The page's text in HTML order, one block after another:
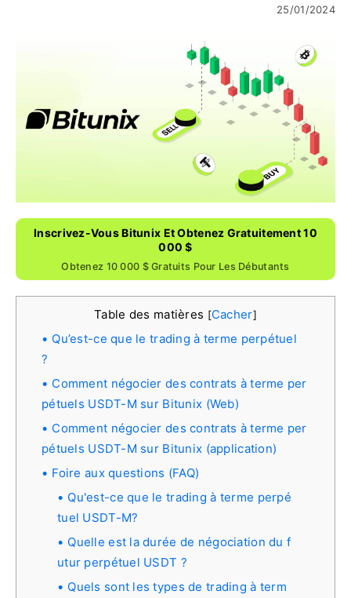
25/01/2024
Inscrivez-Vous Bitunix Et Obtenez Gratuitement 10
000 $
Obtenez 10 000 $ Gratuits Pour Les Débutants
Table des matières [Cacher]
Qu’est-ce que le trading à terme perpétuel
?
Comment négocier des contrats à terme per
pétuels USDT-M sur Bitunix (Web)
Comment négocier des contrats à terme per
pétuels USDT-M sur Bitunix (application)
Foire aux questions (FAQ)
Qu'est-ce que le trading à terme perpé
tuel USDT-M?
Quelle est la durée de négociation du f
utur perpétuel USDT ?
Quels sont les types de trading à term